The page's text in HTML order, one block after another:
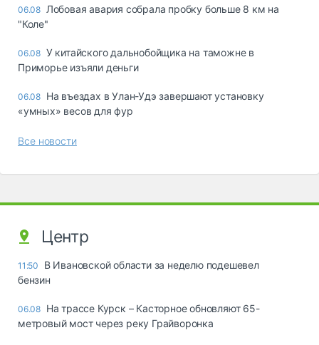
06.08 Лобовая авария собрала пробку больше 8 км на
"Коле"
06.08 У китайского дальнобойщика на таможне в
Приморье изъяли деньги
06.08 Ha въeздax в Улaн-Удэ зaвepшaют ycтaнoвкy
«yмныx» вecoв для фyp
Все новости
Центр
11:50
В Ивановской области за неделю подешевел
бензин
06.08 На трассе Курск – Касторное обновляют 65-
метровый мост через реку Грайворонка